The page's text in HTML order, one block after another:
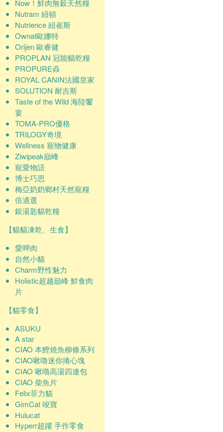
Now！鮮肉無穀天然糧
Nutram 紐頓
Nutrience 紐崔斯
Ownat歐娜特
Orijen 歐睿健
PROPLAN 冠能貓乾糧
PROPURE猋
ROYAL CANIN法國皇家
SOLUTION 耐吉斯
Taste of the Wild 海陸饗
宴
TOMA-PRO優格
TRILOGY奇境
Wellness 寵物健康
Ziwipeak巔峰
寵愛物語
博士巧思
梅亞奶奶鄉村天然寵糧
倍適選
銀湯匙貓乾糧
【貓貓凍乾、生食】
愛呷肉
自然小貓
Charm野性魅力
Holistic超越巔峰 鮮食肉
片
【貓零食】
ASUKU
A star
CIAO 本鰹燒魚柳條系列
CIAO啾嚕迷你捲心塊
CIAO 啾嚕高湯四連包
CIAO 柴魚片
Felix菲力貓
GimCat 竣寶
Hulucat
Hyperr超躍 手作零食